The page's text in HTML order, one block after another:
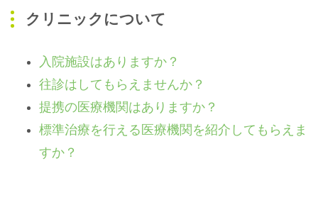
クリニックについて
入院施設はありますか？
往診はしてもらえませんか？
提携の医療機関はありますか？
標準治療を行える医療機関を紹介してもらえま
すか？